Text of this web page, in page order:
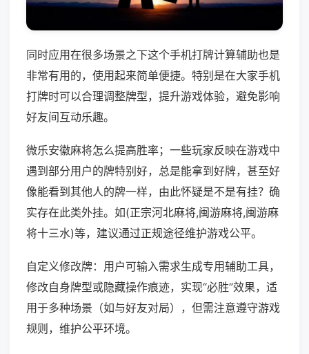
同时应用在很多场景之下这个手机打牌计算辅助也是
非常有用的，使用起来简单便捷。特别是在大家手机
打牌时可以合理调整牌型，提升游戏体验，避免影响
好友间互动乐趣。
微乐安徽麻将怎么提高胜率；一些玩家反映在游戏中
遇到部分用户的牌特别好，总是能拿到好牌，甚至好
像能看到其他人的牌一样，由此怀疑是不是有挂？确
实存在此类外挂。如(正宗河北麻将,闽游麻将,闽游麻
将十三水)等，建议通过正规途径维护游戏公平。
自定义修改牌：用户可输入需求生成专用辅助工具，
修改自身牌型或隐藏操作痕迹，实现“必胜”效果，适
用于多种场景（如与好友对局），但需注意遵守游戏
规则，维护公平环境。